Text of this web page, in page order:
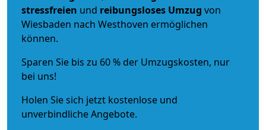
stressfreien und reibungsloses Umzug von
Wiesbaden nach Westhoven ermöglichen
können.
Sparen Sie bis zu 60 % der Umzugskosten, nur
bei uns!
Holen Sie sich jetzt kostenlose und
unverbindliche Angebote.